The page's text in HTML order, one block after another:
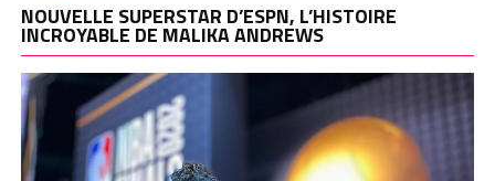
NOUVELLE SUPERSTAR D’ESPN, L’HISTOIRE
INCROYABLE DE MALIKA ANDREWS